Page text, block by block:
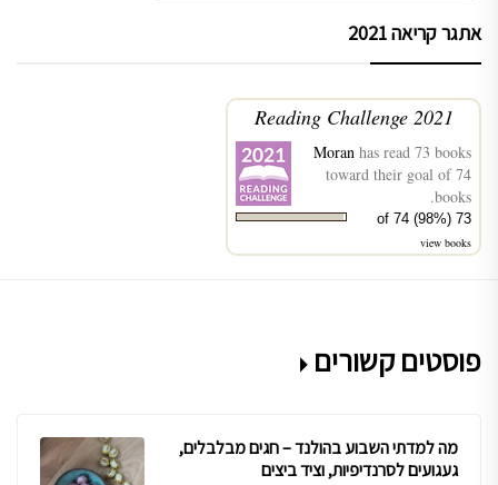
אתגר קריאה 2021
2021 Reading Challenge
Moran has read 73 books
toward their goal of 74
books.
73 of 74 (98%)
view books
פוסטים קשורים
מה למדתי השבוע בהולנד – חגים מבלבלים,
געגועים לסרנדיפיות, וציד ביצים